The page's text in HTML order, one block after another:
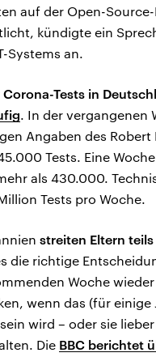
auf der Open-
kündigte ein
Systems an.
Corona-Tests in
. In der vergangenen
Angaben des Robert
Tests. Eine
als 430.000.
Tests pro Woche.
streiten Eltern
die richtige
Woche
wenn das (für einige
wird – oder sie
Die BBC berichtet